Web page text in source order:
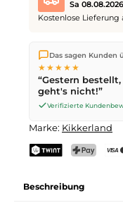
Sa
Kostenlose Lieferung
Wir versenden direkt
ist die Lieferung
werden noch am
nächsten Werktag
Samstagszustellung
bisFreitag, 17 Uhr.
Das sagen Kunden
★★★★★
“Gestern
geht's nicht!”
Verifizierte
Marke: Kikkerland
Beschreibung